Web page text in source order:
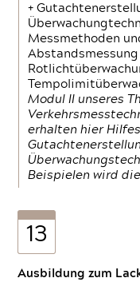
+
Messmethoden
Abstandsmessung
Modul II unseres
erhalten hier
Beispielen wird
13
Ausbildung zum